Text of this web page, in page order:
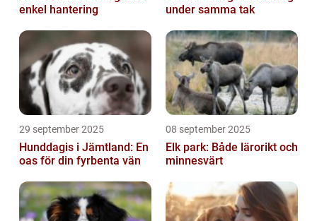
enkel hantering
under samma tak
29 september 2025
Hunddagis i Jämtland: En
oas för din fyrbenta vän
08 september 2025
Elk park: Både lärorikt och
minnesvärt